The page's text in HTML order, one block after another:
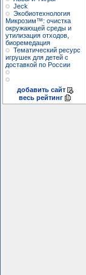
Jeck
Экобиотехнология
Микрозим™: очистка
окружающей среды и
утилизация отходов,
биоремедация
Тематический ресурс
игрушек для детей с
доставкой по России
добавить сайт
весь рейтинг